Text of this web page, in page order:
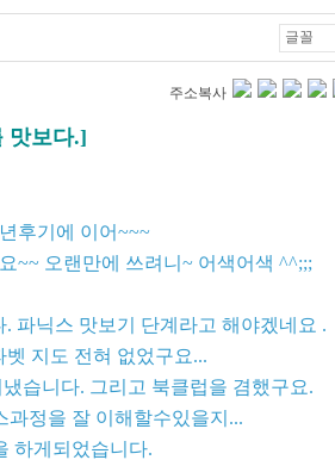
주소복사
맛보다.]
후기에 이어~~~
~~ 오랜만에 쓰려니~ 어색어색 ^^;;;
파닉스 맛보기 단계라고 해야겠네요 .
지도 전혀 없었구요...
습니다. 그리고 북클럽을 겸했구요.
과정을 잘 이해할수있을지...
하게되었습니다.